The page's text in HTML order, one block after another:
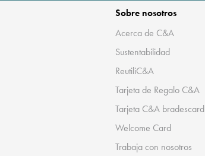
Sobre nosotros
Acerca de C&A
Sustentabilidad
ReutiliC&A
Tarjeta de Regalo C&A
Tarjeta C&A bradescard
Welcome Card
Trabaja con nosotros